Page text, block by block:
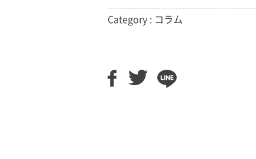
Category : コラム